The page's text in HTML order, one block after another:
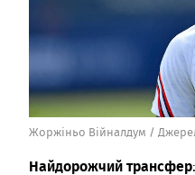
Жоржіньо Війналдум /
Найдорожчий трансфер